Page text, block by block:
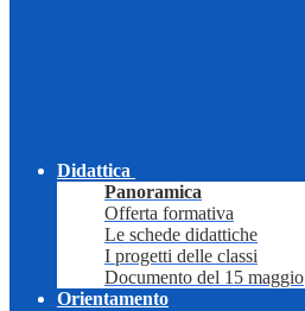
Didattica
Panoramica
Offerta formativa
Le schede didattiche
I progetti delle classi
Documento del 15 maggio
Orientamento